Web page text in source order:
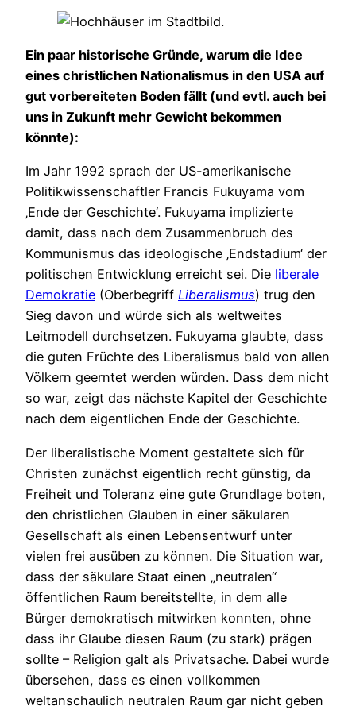
Ein paar historische Gründe, warum die Idee
eines christlichen Nationalismus in den USA auf
gut vorbereiteten Boden fällt (und evtl. auch bei
uns in Zukunft mehr Gewicht bekommen
könnte):
Im Jahr 1992 sprach der US-amerikanische
Politikwissenschaftler Francis Fukuyama vom
‚Ende der Geschichte‘. Fukuyama implizierte
damit, dass nach dem Zusammenbruch des
Kommunismus das ideologische ‚Endstadium‘ der
politischen Entwicklung erreicht sei. Die liberale
Demokratie (Oberbegriff Liberalismus) trug den
Sieg davon und würde sich als weltweites
Leitmodell durchsetzen. Fukuyama glaubte, dass
die guten Früchte des Liberalismus bald von allen
Völkern geerntet werden würden. Dass dem nicht
so war, zeigt das nächste Kapitel der Geschichte
nach dem eigentlichen Ende der Geschichte.
Der liberalistische Moment gestaltete sich für
Christen zunächst eigentlich recht günstig, da
Freiheit und Toleranz eine gute Grundlage boten,
den christlichen Glauben in einer säkularen
Gesellschaft als einen Lebensentwurf unter
vielen frei ausüben zu können. Die Situation war,
dass der säkulare Staat einen „neutralen“
öffentlichen Raum bereitstellte, in dem alle
Bürger demokratisch mitwirken konnten, ohne
dass ihr Glaube diesen Raum (zu stark) prägen
sollte – Religion galt als Privatsache. Dabei wurde
übersehen, dass es einen vollkommen
weltanschaulich neutralen Raum gar nicht geben